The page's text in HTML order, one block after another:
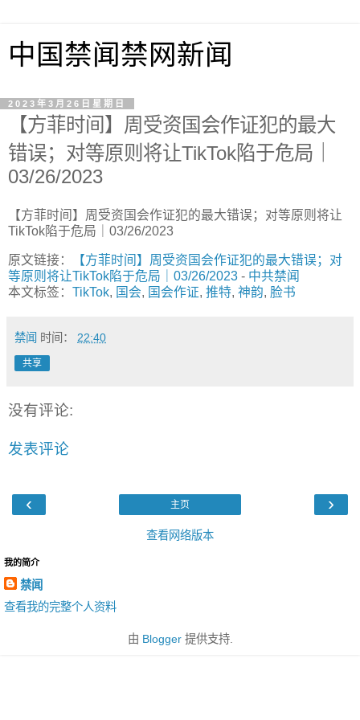
中国禁闻禁网新闻
2023年3月26日星期日
【方菲时间】周受资国会作证犯的最大
错误；对等原则将让TikTok陷于危局｜
03/26/2023
【方菲时间】周受资国会作证犯的最大错误；对等原则将让
TikTok陷于危局｜03/26/2023
原文链接：
【方菲时间】周受资国会作证犯的最大错误；对
等原则将让TikTok陷于危局｜03/26/2023 - 中共禁闻
本文标签： TikTok, 国会, 国会作证, 推特, 神韵, 脸书
禁闻 时间： 22:40
共享
没有评论:
发表评论
‹ ›
主页
查看网络版本
我的简介
禁闻
查看我的完整个人资料
由 Blogger提供支持.